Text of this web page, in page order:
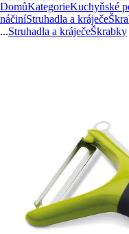
DomůKategorieKuchyňské
náčiníStruhadla a kráječe
...Struhadla a kráječeŠkrabky